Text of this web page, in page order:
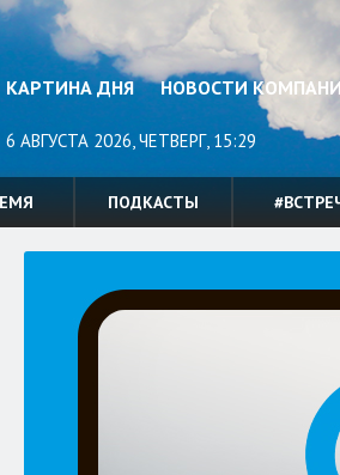
КАРТИНА ДНЯ НОВОСТИ
6 АВГУСТА 2026, ЧЕТВЕРГ, 15:29
ПОДКАСТЫ